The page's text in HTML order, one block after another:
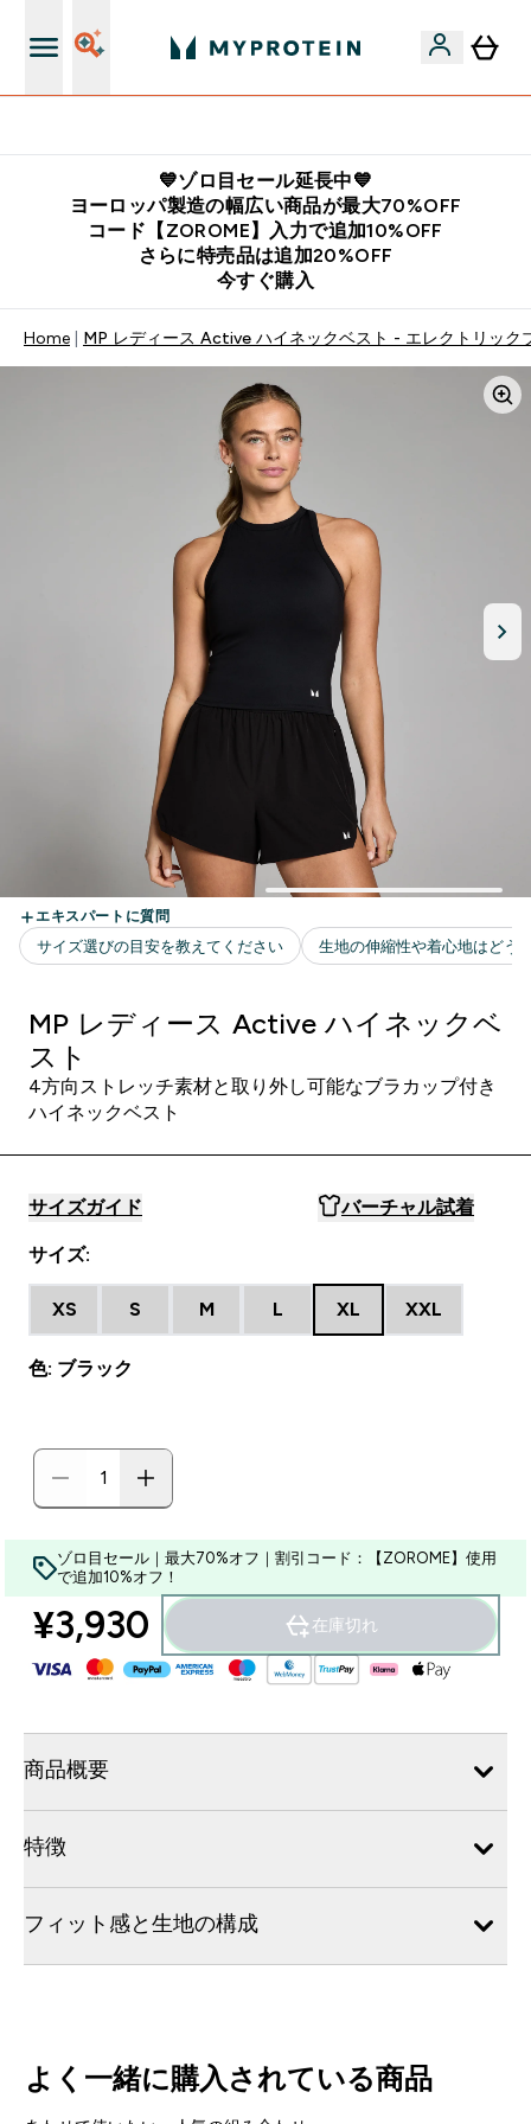
💙ゾロ目セール延長中💙
ヨーロッパ製造の幅広い商品が最大70%OFF
コード【ZOROME】入力で追加10%OFF
さらに特売品は追加20%OFF
今すぐ購入
Home MP レディース Active ハイネックベスト - エレクトリック
MP レディース Active ハイネックベ
スト
4方向ストレッチ素材と取り外し可能なブラカップ付き
ハイネックベスト
サイズガイド バーチャル試着
サイズ:
XS S M L XL XXL
色: ブラック
ゾロ目セール｜最大70%オフ｜割引コード：【ZOROME】使用
で追加10%オフ！
¥3,930‎ 在庫切れ
商品概要
特徴
フィット感と生地の構成
よく一緒に購入されている商品